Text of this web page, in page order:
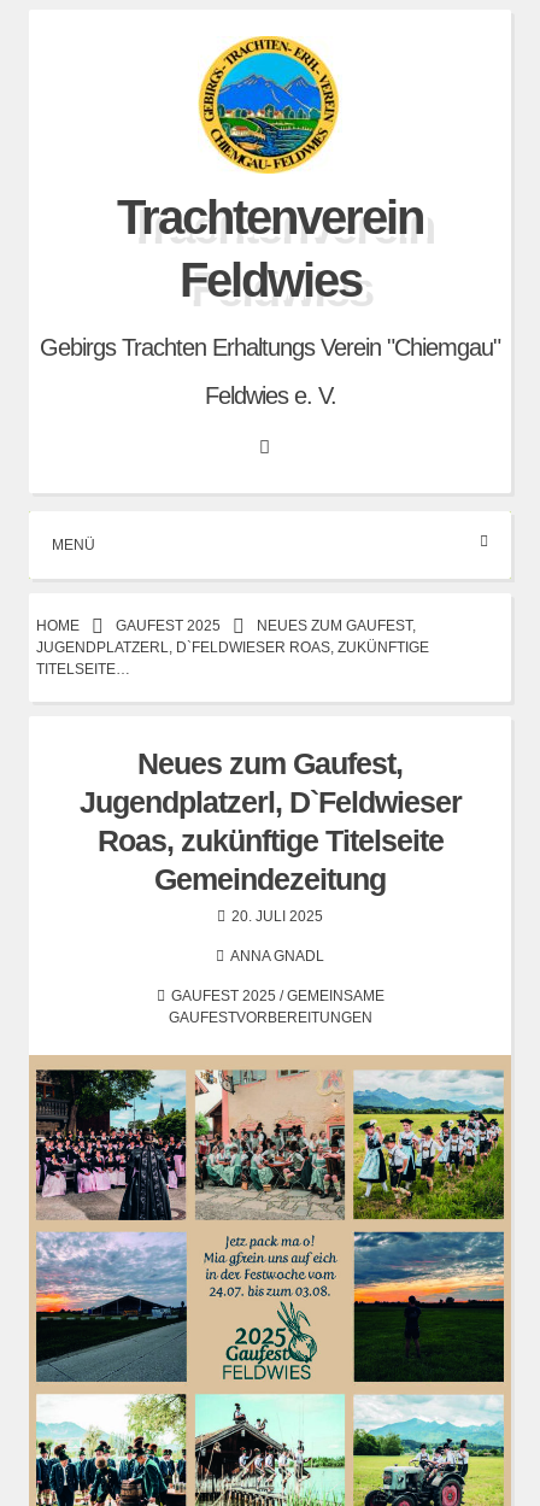
Trachtenverein
Feldwies
Gebirgs Trachten Erhaltungs Verein "Chiemgau"
Feldwies e. V.
Search
MENÜ
HOME GAUFEST 2025
NEUES ZUM GAUFEST,
JUGENDPLATZERL, D`FELDWIESER ROAS, ZUKÜNFTIGE
TITELSEITE…
Neues zum Gaufest,
Jugendplatzerl, D`Feldwieser
Roas, zukünftige Titelseite
Gemeindezeitung
20. JULI 2025
ANNA GNADL
GAUFEST 2025 /GEMEINSAME
GAUFESTVORBEREITUNGEN